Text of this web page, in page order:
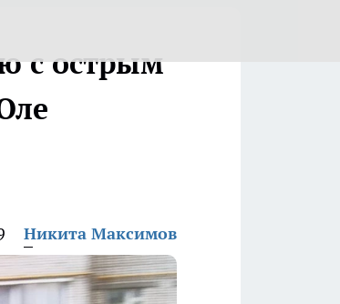
с острым
Никита Максимов